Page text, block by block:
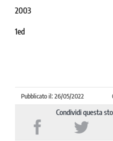
2003
1ed
Pubblicato il: 26/05/2022
Condividi questa